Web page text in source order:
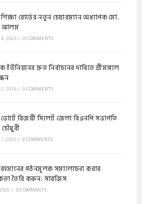
বোর্ডের নতুন চেয়ারম্যান অধ্যাপক মো.
আলম
2026/ 0 COMMENTS
ইউনিয়নের দ্রুত নির্বাচনের দাবিতে শ্রীমঙ্গলে
2026/ 0 COMMENTS
ভোটে বিজয়ী সিলেট জেলা বিএনপি সভাপতি
2026/ 0 COMMENTS
গঠনমূলক সমালোচনা করার
তৈরি করুন: সারজিস
/ 0 COMMENTS